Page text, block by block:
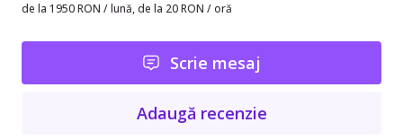
de la 1950 RON / lună, de la 20 RON / oră
Scrie mesaj
Adaugă recenzie